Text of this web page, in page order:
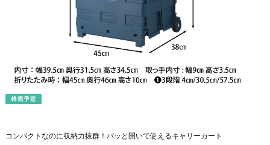
コンパクトなのに収納力抜群！パッと開いて使えるキャリーカート